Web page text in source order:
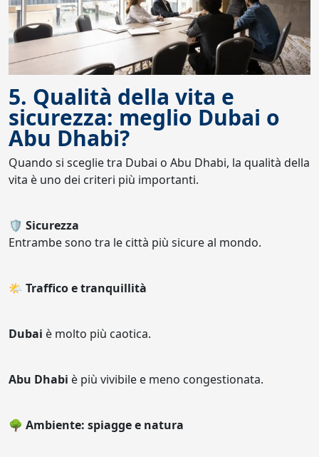
5. Qualità della vita e
sicurezza: meglio Dubai o
Abu Dhabi?
Quando si sceglie tra Dubai o Abu Dhabi, la qualità della
vita è uno dei criteri più importanti.
🛡️ Sicurezza
Entrambe sono tra le città più sicure al mondo.
🌤️ Traffico e tranquillità
Dubai è molto più caotica.
Abu Dhabi è più vivibile e meno congestionata.
🌳 Ambiente: spiagge e natura